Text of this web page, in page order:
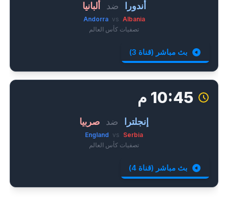
أندورا ضد ألبانيا
Andorra vs Albania
تصفيات كأس العالم
بث مباشر (قناة 3)
10:45 م
إنجلترا ضد صربيا
England vs Serbia
تصفيات كأس العالم
بث مباشر (قناة 4)